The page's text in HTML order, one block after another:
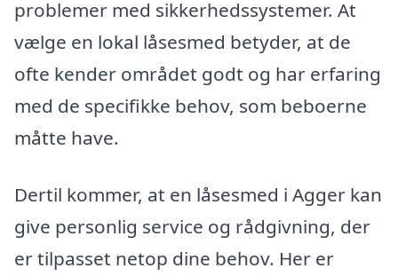
problemer med sikkerhedssystemer. At
vælge en lokal låsesmed betyder, at de
ofte kender området godt og har erfaring
med de specifikke behov, som beboerne
måtte have.
Dertil kommer, at en låsesmed i Agger kan
give personlig service og rådgivning, der
er tilpasset netop dine behov. Her er